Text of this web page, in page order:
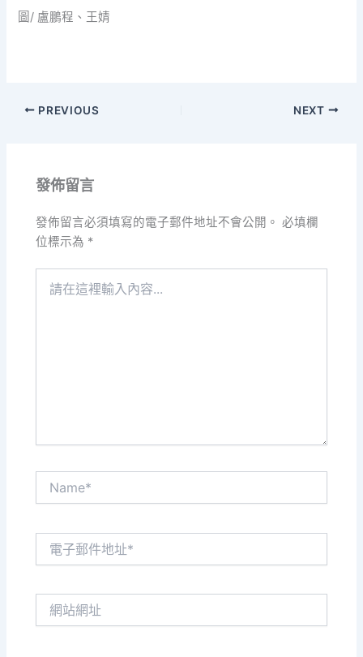
圖/ 盧鵬程、王婧
PREVIOUS NEXT
發佈留言
發佈留言必須填寫的電子郵件地址不會公開。 必填欄
位標示為 *